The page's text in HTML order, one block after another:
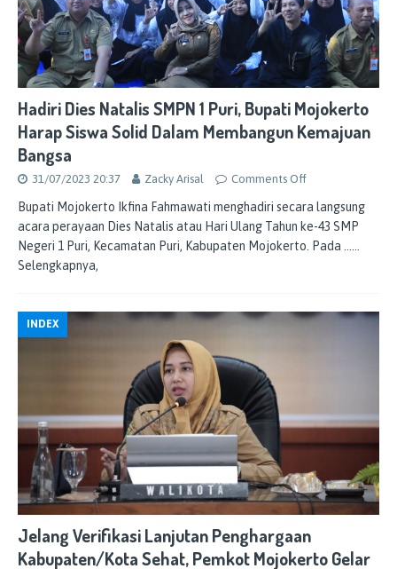
Hadiri Dies Natalis SMPN 1 Puri, Bupati Mojokerto
Harap Siswa Solid Dalam Membangun Kemajuan
Bangsa
31/07/2023 20:37 Zacky Arisal Comments Off
Bupati Mojokerto Ikfina Fahmawati menghadiri secara langsung
acara perayaan Dies Natalis atau Hari Ulang Tahun ke-43 SMP
Negeri 1 Puri, Kecamatan Puri, Kabupaten Mojokerto. Pada
Selengkapnya,
INDEX
Jelang Verifikasi Lanjutan Penghargaan
Kabupaten/Kota Sehat, Pemkot Mojokerto Gelar